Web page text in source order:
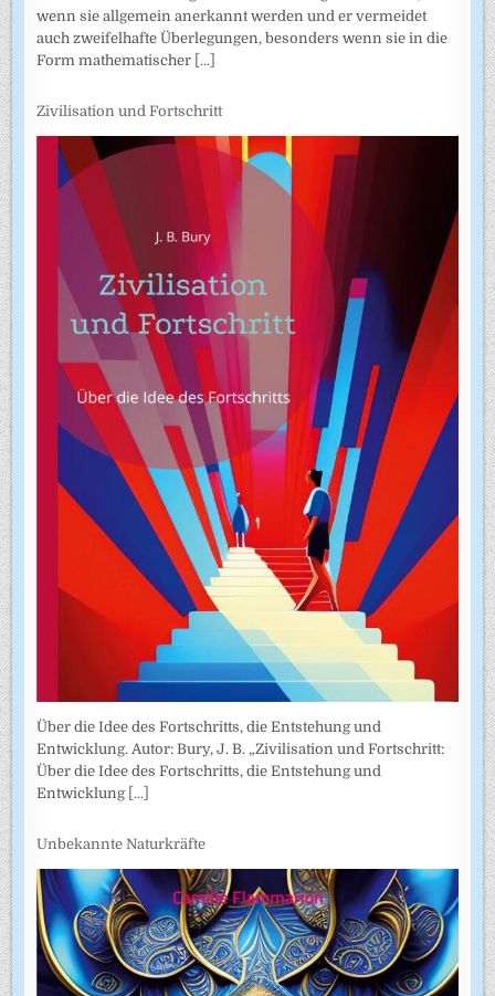
wenn sie allgemein anerkannt werden und er vermeidet
auch zweifel­hafte Überlegungen, besonders wenn sie in die
Form mathematischer [...]
Zivilisation und Fortschritt
Über die Idee des Fortschritts, die Entstehung und
Entwicklung. Autor: Bury, J. B. „Zivilisation und Fortschritt:
Über die Idee des Fortschritts, die Entstehung und
Entwicklung [...]
Unbekannte Naturkräfte